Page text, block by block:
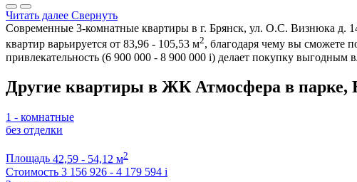
Читать далее Свернуть
Современные 3-комнатные квартиры в г. Брянск, ул. О.С. Визнюка д.
квартир варьируется от 83,96 - 105,53 м2, благодаря чему вы сможете
привлекательность (6 900 000 - 8 900 000 i) делает покупку выгодным
Другие квартиры в ЖК Атмосфера в парке,
1 - комнатные
без отделки
Площадь 42,59 - 54,12 м2
Стоимость 3 156 926 - 4 179 594 i